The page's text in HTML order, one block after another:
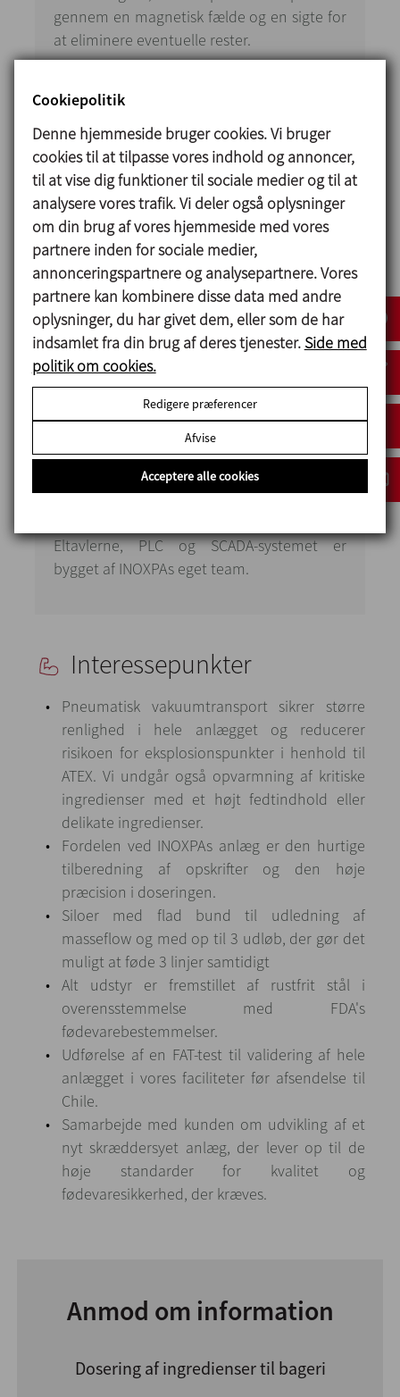
gennem en magnetisk fælde og en sigte for
at eliminere eventuelle rester.
ønskede mængde doseres via flowmåleren
og ventilerne.
Fedtstoffet tilføres fra en eksisterende tank,
og vi sørger for pumpning og dosering af
den ønskede mængde via flowmåler og
ventiler; denne installation opvarmes med
varmt vand, og alle rør er isolerede.
For tilførsel af tilsætningsstoffer er der skabt
en struktur, som omfatter bigbags og
stationer til mikroingredienser, 4 bigbags, 1
station med 3 mikroingredienser med 1
mikroingrediensvægt til tortillas, 1 station
med 4 mikroingredienser med 4
mikroingrediensvægte til brød og en
mellemtank. Mikroingredienserne passerer
gennem en magnetisk fælde og en sigte for
Eltavlerne, PLC og SCADA-systemet er
bygget af INOXPAs eget team.
Interessepunkter
Pneumatisk vakuumtransport sikrer større
renlighed i hele anlægget og reducerer
risikoen for eksplosionspunkter i henhold til
ATEX. Vi undgår også opvarmning af kritiske
ingredienser med et højt fedtindhold eller
delikate ingredienser.
Fordelen ved INOXPAs anlæg er den hurtige
tilberedning af opskrifter og den høje
præcision i doseringen.
Siloer med flad bund til udledning af
masseflow og med op til 3 udløb, der gør det
muligt at føde 3 linjer samtidigt
Alt udstyr er fremstillet af rustfrit stål i
overensstemmelse med FDA's
fødevarebestemmelser.
Udførelse af en FAT-test til validering af hele
anlægget i vores faciliteter før afsendelse til
Chile.
Samarbejde med kunden om udvikling af et
nyt skræddersyet anlæg, der lever op til de
høje standarder for kvalitet og
fødevaresikkerhed, der kræves.
Anmod om information
Dosering af ingredienser til bageri
Cookiepolitik
Denne hjemmeside bruger cookies. Vi bruger
cookies til at tilpasse vores indhold og annoncer,
til at vise dig funktioner til sociale medier og til at
analysere vores trafik. Vi deler også oplysninger
om din brug af vores hjemmeside med vores
partnere inden for sociale medier,
annonceringspartnere og analysepartnere. Vores
partnere kan kombinere disse data med andre
oplysninger, du har givet dem, eller som de har
indsamlet fra din brug af deres tjenester. Side med
politik om cookies.
Redigere præferencer
Afvise
Acceptere alle cookies